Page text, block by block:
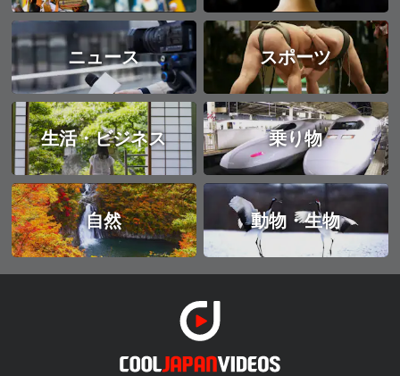
ニュース スポーツ
生活・ビジネス 乗り物
自然 動物・生物